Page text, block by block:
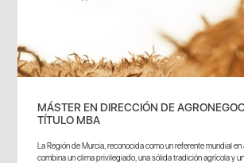
MÁSTER EN DIRECCIÓN DE
TÍTULO MBA
La Región de Murcia, reconocida como un referente mundial en
combina un clima privilegiado, una sólida tradición agrícola y